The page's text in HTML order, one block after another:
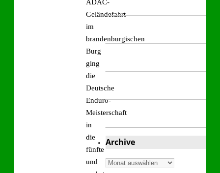
ADAC-
Geländefahrt
im
brandenburgischen
Burg
ging
die
Deutsche
Enduro-
Meisterschaft
in
die
fünfte
und
Archive
Archive